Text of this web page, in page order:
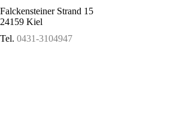
Falckensteiner Strand 15
24159 Kiel
Tel. 0431-3104947